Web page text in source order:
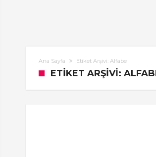
Ana Sayfa Etiket Arşivi: Alfabe
ETIKET ARŞIVI: